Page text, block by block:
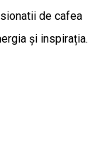
de cafea
şi inspirația.